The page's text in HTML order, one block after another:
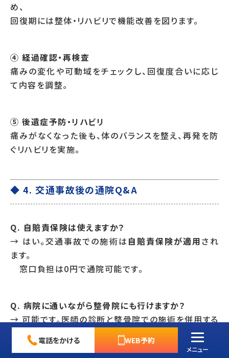
め、
回復期には整体・リハビリで機能改善を図ります。
④ 経過確認・再検査
痛みの変化や可動域をチェックし、回復度合いに応じ
て内容を調整。
⑤ 後遺症予防・リハビリ
痛みがなくなった後も、体のバランスを整え、再発を防
ぐリハビリを実施。
◆ 4. 交通事故後の通院Q&A
Q. 自賠責保険は使えますか？
→ はい。交通事故での施術は 自賠責保険が適用され
ます。
窓口負担は0円で通院可能です。
Q. 病院に通いながら整骨院にも行けますか？
→ 可能です。医師の診断と整骨院での施術を併用する
ことで、より早い回復が期待できます。
電話をかける WEB予約
メニュー